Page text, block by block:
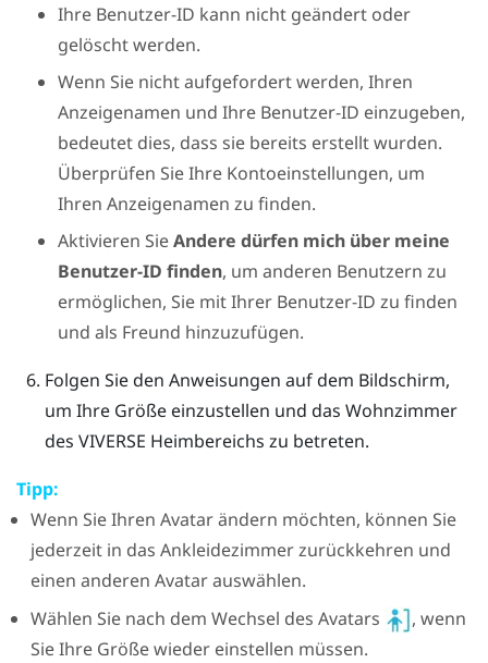
Ihre Benutzer-ID kann nicht geändert oder
gelöscht werden.
Wenn Sie nicht aufgefordert werden, Ihren
Anzeigenamen und Ihre Benutzer-ID einzugeben,
bedeutet dies, dass sie bereits erstellt wurden.
Überprüfen Sie Ihre Kontoeinstellungen, um
Ihren Anzeigenamen zu finden.
Aktivieren SieAndere dürfen mich über meine
Benutzer-ID finden, um anderen Benutzern zu
ermöglichen, Sie mit Ihrer Benutzer-ID zu finden
und als Freund hinzuzufügen.
Folgen Sie den Anweisungen auf dem Bildschirm,
um Ihre Größe einzustellen und das Wohnzimmer
des VIVERSE Heimbereichs zu betreten.
Tipp:
Wenn Sie Ihren Avatar ändern möchten, können Sie
jederzeit in das Ankleidezimmer zurückkehren und
einen anderen Avatar auswählen.
Wählen Sie nach dem Wechsel des Avatars
, wenn
Sie Ihre Größe wieder einstellen müssen.